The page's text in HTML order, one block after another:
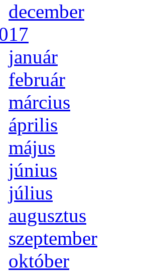
de­cem­ber
ja­nu­ár
feb­ru­ár
már­ci­us
áp­ri­lis
má­jus
jú­ni­us
jú­li­us
au­gusz­tus
szep­tem­ber
ok­tó­ber